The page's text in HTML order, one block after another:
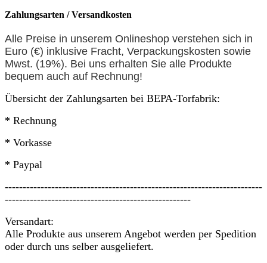
Zahlungsarten / Versandkosten
Alle Preise in unserem Onlineshop verstehen sich in
Euro (€) inklusive Fracht, Verpackungskosten sowie
Mwst. (19%). Bei uns erhalten Sie alle Produkte
bequem auch auf Rechnung!
Übersicht der Zahlungsarten bei BEPA-Torfabrik:
* Rechnung
* Vorkasse
* Paypal
------------------------------------------------------------------------
----------------------------------------------------
Versandart:
Alle Produkte aus unserem Angebot werden per Spedition
oder durch uns selber ausgeliefert.